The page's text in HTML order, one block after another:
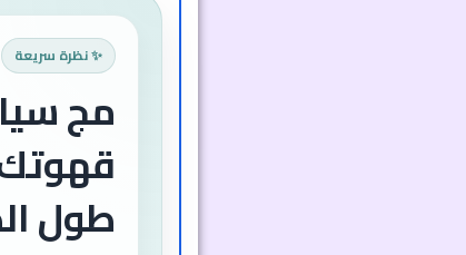
✨ نظرة سريعة
مج
طول